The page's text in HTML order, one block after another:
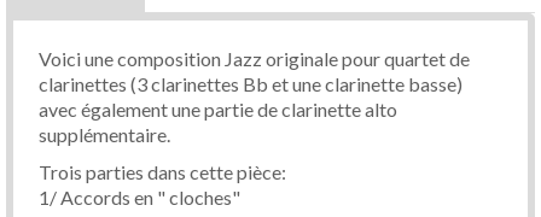
Voici une composition Jazz originale pour quartet de
clarinettes (3 clarinettes Bb et une clarinette basse)
avec également une partie de clarinette alto
supplémentaire.
Trois parties dans cette pièce:
1/ Accords en " cloches"